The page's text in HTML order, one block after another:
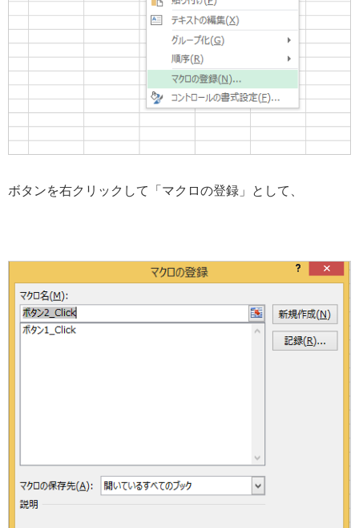
ボタンを右クリックして「マクロの登録」として、